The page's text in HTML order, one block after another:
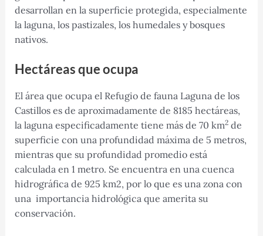
desarrollan en la superficie protegida, especialmente
la laguna, los pastizales, los humedales y bosques
nativos.
Hectáreas que ocupa
El área que ocupa el Refugio de fauna Laguna de los
Castillos es de aproximadamente de 8185 hectáreas,
la laguna especificadamente tiene más de 70 km2de
superficie con una profundidad máxima de 5 metros,
mientras que su profundidad promedio está
calculada en 1 metro. Se encuentra en una cuenca
hidrográfica de 925 km2, por lo que es una zona con
una importancia hidrológica que amerita su
conservación.